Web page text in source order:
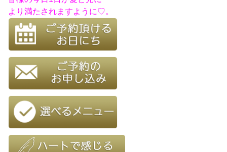
より満たされますように♡。